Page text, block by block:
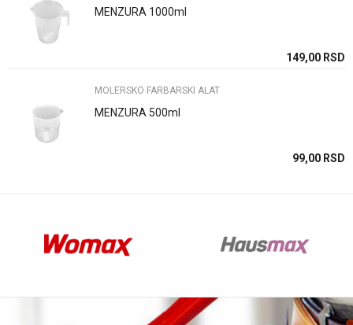
Anti-spam zaštita - izračunajte koliko je 2 + 3 :
MENZURA 1000ml
149,00 RSD
MOLERSKO FARBARSKI ALAT
MENZURA 500ml
99,00 RSD